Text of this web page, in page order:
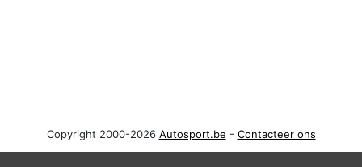
Copyright 2000-2026 Autosport.be - Contacteer ons